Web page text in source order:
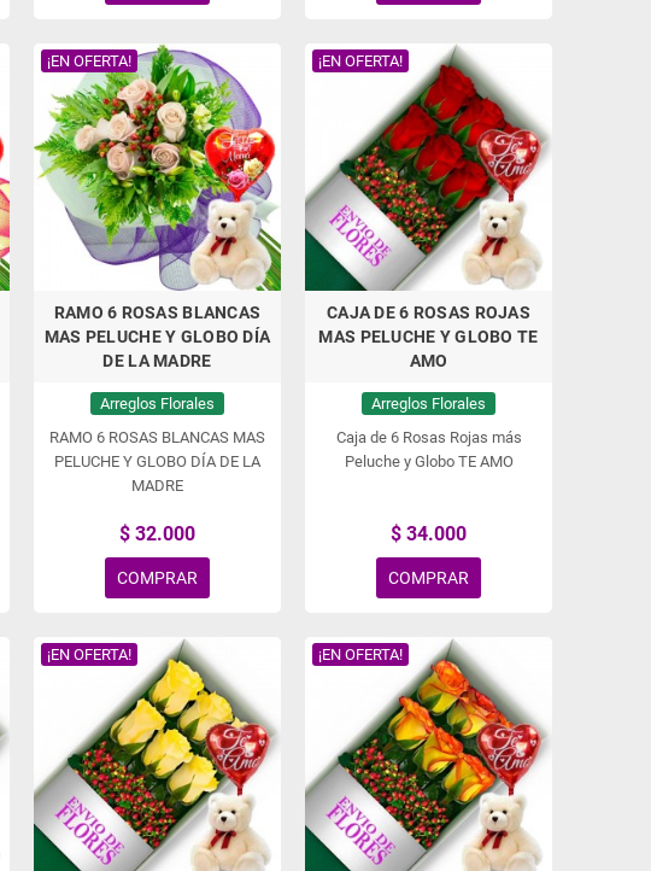
¡EN OFERTA!
RAMO 6 ROSAS BLANCAS
MAS PELUCHE Y GLOBO DÍA
DE LA MADRE
Arreglos Florales
RAMO 6 ROSAS BLANCAS MAS
PELUCHE Y GLOBO DÍA DE LA
MADRE
$ 32.000
COMPRAR
¡EN OFERTA!
CAJA DE 6 ROSAS ROJAS
MAS PELUCHE Y GLOBO TE
AMO
Arreglos Florales
Caja de 6 Rosas Rojas más
Peluche y Globo TE AMO
$ 34.000
COMPRAR
¡EN OFERTA! ¡EN OFERTA!